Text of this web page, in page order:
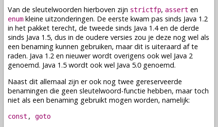
Van de sleutelwoorden hierboven zijn strictfp, assert en
enum kleine uitzonderingen. De eerste kwam pas sinds Java 1.2
in het pakket terecht, de tweede sinds Java 1.4 en de derde
sinds Java 1.5, dus in de oudere versies zou je deze nog wel als
een benaming kunnen gebruiken, maar dit is uiteraard af te
raden. Java 1.2 en nieuwer wordt overigens ook wel Java 2
genoemd. Java 1.5 wordt ook wel Java 5.0 genoemd.
Naast dit allemaal zijn er ook nog twee gereserveerde
benamingen die geen sleutelwoord-functie hebben, maar toch
niet als een benaming gebruikt mogen worden, namelijk:
const , goto